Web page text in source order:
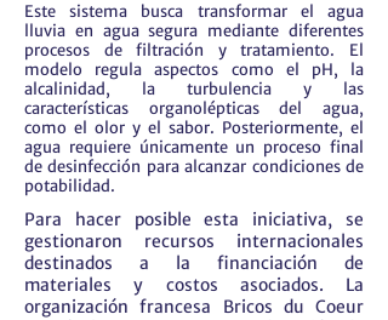
Este sistema busca transformar el agua
lluvia en agua segura mediante diferentes
procesos de filtración y tratamiento. El
modelo regula aspectos como el pH, la
alcalinidad, la turbulencia y las
características organolépticas del agua,
como el olor y el sabor. Posteriormente, el
agua requiere únicamente un proceso final
de desinfección para alcanzar condiciones de
potabilidad.
Para hacer posible esta iniciativa, se
gestionaron recursos internacionales
destinados a la financiación de
materiales y costos asociados. La
organización francesa Bricos du Coeur